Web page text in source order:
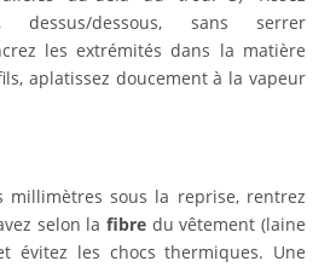
dessus/dessous, sans serrer
les extrémités dans la matière
aplatissez doucement à la vapeur
millimètres sous la reprise, rentrez
selon la fibredu vêtement (laine
évitez les chocs thermiques. Une